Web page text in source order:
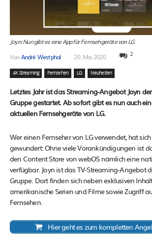
Joyn: Nun gibt es eine App für Fernsehgeräte von LG
VonAndré Westphal 20. Mai 2020 2
4K Streaming Fernsehen LG Neuheiten
Letztes Jahr ist das Streaming-Angebot Joyn
Gruppe gestartet. Ab sofort gibt es nun auch
aktuellen Fernsehgeräte von LG.
Wer einen Fernseher von LG verwendet, hat
gewundert: Ohne viele Vorankündigungen ist
den Content Store von webOS nämlich eine
verfügbar. Joyn ist das TV-Streaming-Angebot
Gruppe. Dort finden sich neben exklusiven
amerikanische Serien und Filme sowie Zugriff
Fernsehen.
Hier geht es zum kompletten